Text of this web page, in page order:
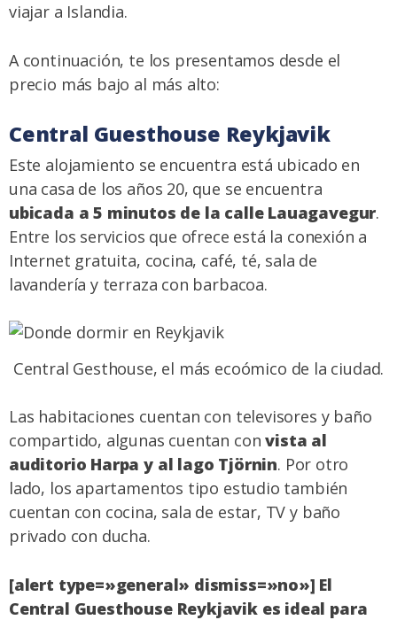
viajar a Islandia.
A continuación, te los presentamos desde el
precio más bajo al más alto:
Central Guesthouse Reykjavik
Este alojamiento se encuentra está ubicado en
una casa de los años 20, que se encuentra
ubicada a 5 minutos de la calle Lauagavegur.
Entre los servicios que ofrece está la conexión a
Internet gratuita, cocina, café, té, sala de
lavandería y terraza con barbacoa.
Central Gesthouse, el más ecoómico de la ciudad.
Las habitaciones cuentan con televisores y baño
compartido, algunas cuentan convista al
auditorio Harpa y al lago Tjörnin. Por otro
lado, los apartamentos tipo estudio también
cuentan con cocina, sala de estar, TV y baño
privado con ducha.
[alert type=»general» dismiss=»no»] El
Central Guesthouse Reykjavik es ideal para